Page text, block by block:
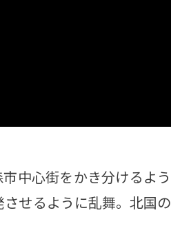
中心街をかき分けるよう
せるように乱舞。北国の